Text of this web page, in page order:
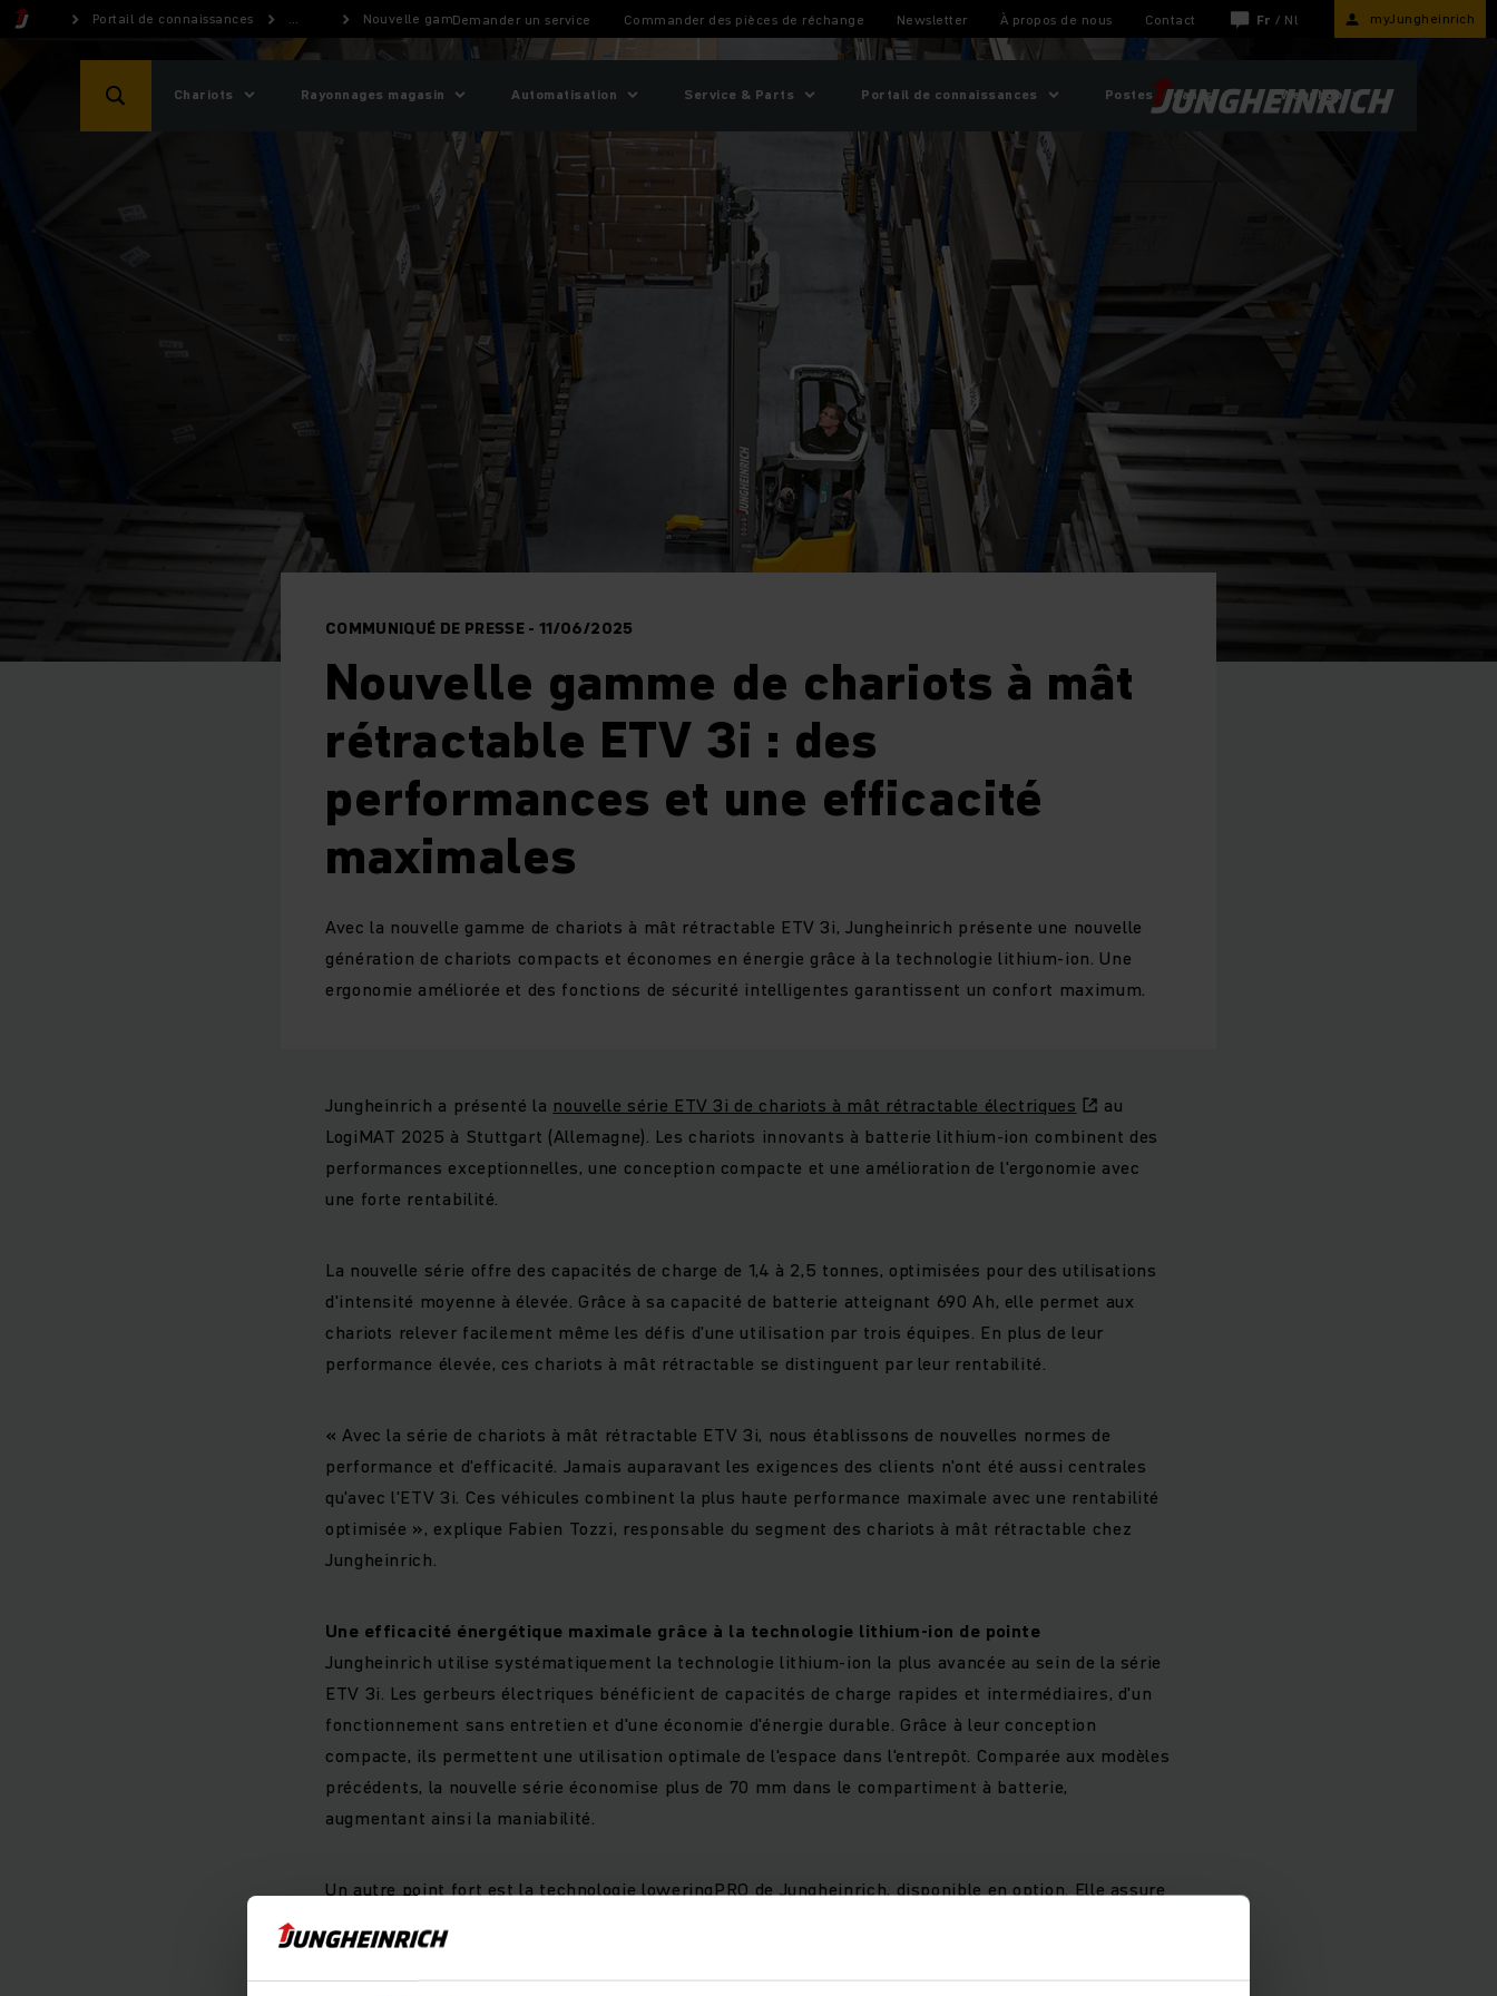
Portail de connaissances ... Nouvelle gamme de chariots à mât rétractable ETV 3i
Demander un service Commander des pièces de réchange Newsletter À propos de nous Contact Fr / Nl myJungheinrich
Chariots Rayonnages magasin Automatisation Service & Parts Portail de connaissances Postes vacants Webshop
COMMUNIQUÉ DE PRESSE - 11/06/2025
Nouvelle gamme de chariots à mât
rétractable ETV 3i : des
performances et une efficacité
maximales
Avec la nouvelle gamme de chariots à mât rétractable ETV 3i, Jungheinrich présente une nouvelle
génération de chariots compacts et économes en énergie grâce à la technologie lithium-ion. Une
ergonomie améliorée et des fonctions de sécurité intelligentes garantissent un confort maximum.
Jungheinrich a présenté la nouvelle série ETV 3i de chariots à mât rétractable électriques
au
LogiMAT 2025 à Stuttgart (Allemagne). Les chariots innovants à batterie lithium-ion combinent des
performances exceptionnelles, une conception compacte et une amélioration de l'ergonomie avec
une forte rentabilité.
La nouvelle série offre des capacités de charge de 1,4 à 2,5 tonnes, optimisées pour des utilisations
d'intensité moyenne à élevée. Grâce à sa capacité de batterie atteignant 690 Ah, elle permet aux
chariots relever facilement même les défis d’une utilisation par trois équipes. En plus de leur
performance élevée, ces chariots à mât rétractable se distinguent par leur rentabilité.
« Avec la série de chariots à mât rétractable ETV 3i, nous établissons de nouvelles normes de
performance et d'efficacité. Jamais auparavant les exigences des clients n'ont été aussi centrales
qu'avec l'ETV 3i. Ces véhicules combinent la plus haute performance maximale avec une rentabilité
optimisée », explique Fabien Tozzi, responsable du segment des chariots à mât rétractable chez
Jungheinrich.
Une efficacité énergétique maximale grâce à la technologie lithium-ion de pointe
Jungheinrich utilise systématiquement la technologie lithium-ion la plus avancée au sein de la série
ETV 3i. Les gerbeurs électriques bénéficient de capacités de charge rapides et intermédiaires, d'un
fonctionnement sans entretien et d'une économie d'énergie durable. Grâce à leur conception
compacte, ils permettent une utilisation optimale de l'espace dans l'entrepôt. Comparée aux modèles
précédents, la nouvelle série économise plus de 70 mm dans le compartiment à batterie,
augmentant ainsi la maniabilité.
Un autre point fort est la technologie loweringPRO de Jungheinrich, disponible en option. Elle assure
m/s. C’est la vitesse de descente la plus rapide sur le marché des chariots à mât rétractable,
augmentant le rendement de manutention de jusqu'à 10 %.